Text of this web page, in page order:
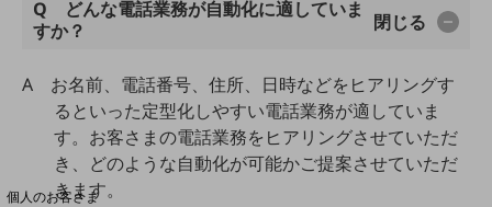
Web明細(ビリングステーション)
料金分析(ご利用料金管理サービス)
Web明細(My docomo)
個人のお客さま
Q どんな電話業務が自動化に適していま
すか？
閉じる
A お名前、電話番号、住所、日時などをヒアリングす
るといった定型化しやすい電話業務が適していま
す。お客さまの電話業務をヒアリングさせていただ
き、どのような自動化が可能かご提案させていただ
きます。